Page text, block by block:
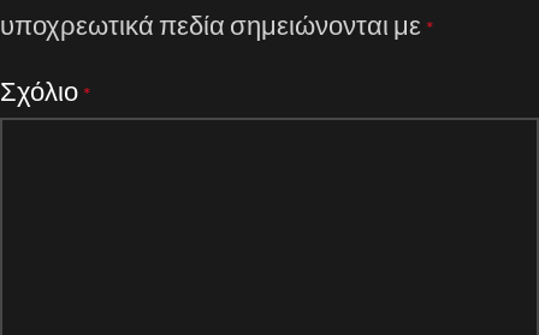
υποχρεωτικά πεδία σημειώνονται με *
Σχόλιο *